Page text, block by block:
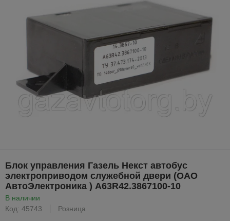
Блок управления Газель Некст автобус
электроприводом служебной двери (ОАО
АвтоЭлектроника ) А63R42.3867100-10
В наличии
Код: 45743
Розница